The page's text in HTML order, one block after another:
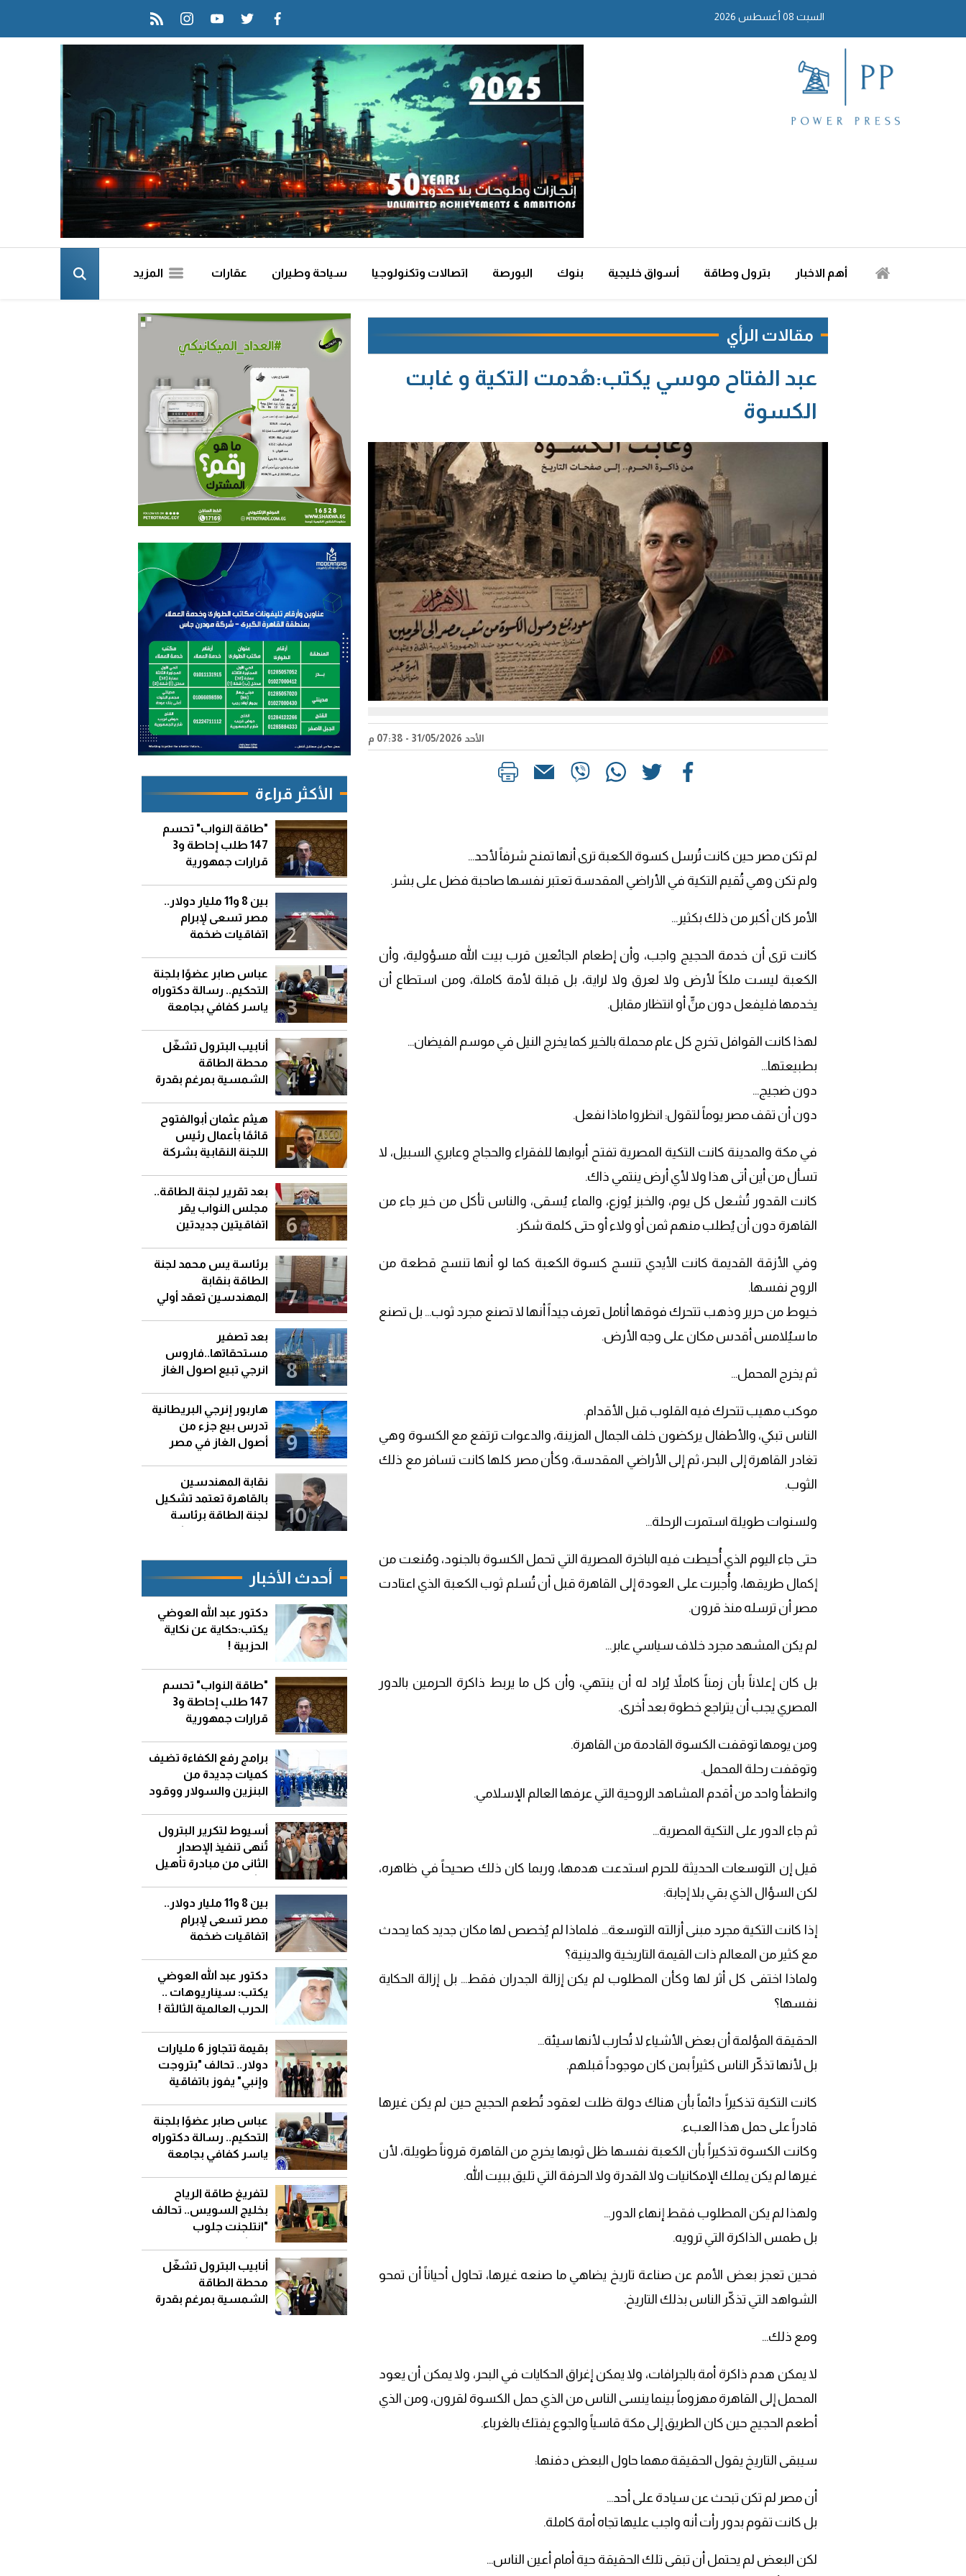
السبت 08 أغسطس 2026 facebook
twitter
youtube
instagram
rss feed
أهم الاخبار بترول وطاقة أسواق خليجية بنوك البورصة اتصالات وتكنولوجيا سياحة وطيران عقارات المزيد
مقالات الرأي
عبد الفتاح موسي يكتب:هُدمت التكية و غابت
الكسوة
الأحد 31/05/2026 - 07:38 م
لم تكن مصر حين كانت تُرسل كسوة الكعبة ترى أنها تمنح شرفاً لأحد…
ولم تكن وهي تُقيم التكية في الأراضي المقدسة تعتبر نفسها صاحبة فضل على بشر.
الأمر كان أكبر من ذلك بكثير…
كانت ترى أن خدمة الحجيج واجب، وأن إطعام الجائعين قرب بيت الله مسؤولية، وأن
الكعبة ليست ملكاً لأرض ولا لعرق ولا لراية، بل قبلة لأمة كاملة، ومن استطاع أن
يخدمها فليفعل دون منٍّ أو انتظار مقابل.
لهذا كانت القوافل تخرج كل عام محملة بالخير كما يخرج النيل في موسم الفيضان…
بطبيعتها…
دون ضجيج…
دون أن تقف مصر يوماً لتقول: انظروا ماذا نفعل.
في مكة والمدينة كانت التكية المصرية تفتح أبوابها للفقراء والحجاج وعابري السبيل، لا
تسأل من أين أتى هذا ولا لأي أرض ينتمي ذاك.
كانت القدور تُشعل كل يوم، والخبز يُوزع، والماء يُسقى، والناس تأكل من خير جاء من
القاهرة دون أن يُطلب منهم ثمن أو ولاء أو حتى كلمة شكر.
وفي الأزقة القديمة كانت الأيدي تنسج كسوة الكعبة كما لو أنها تنسج قطعة من
الروح نفسها.
خيوط من حرير وذهب تتحرك فوقها أنامل تعرف جيداً أنها لا تصنع مجرد ثوب… بل تصنع
ما سيُلامس أقدس مكان على وجه الأرض.
ثم يخرج المحمل…
موكب مهيب تتحرك فيه القلوب قبل الأقدام.
الناس تبكي، والأطفال يركضون خلف الجمال المزينة، والدعوات ترتفع مع الكسوة وهي
تغادر القاهرة إلى البحر، ثم إلى الأراضي المقدسة، وكأن مصر كلها كانت تسافر مع ذلك
الثوب.
ولسنوات طويلة استمرت الرحلة…
حتى جاء اليوم الذي أُحيطت فيه الباخرة المصرية التي تحمل الكسوة بالجنود، ومُنعت من
إكمال طريقها، وأُجبرت على العودة إلى القاهرة قبل أن تُسلم ثوب الكعبة الذي اعتادت
مصر أن ترسله منذ قرون.
لم يكن المشهد مجرد خلاف سياسي عابر…
بل كان إعلاناً بأن زمناً كاملاً يُراد له أن ينتهي، وأن كل ما يربط ذاكرة الحرمين بالدور
المصري يجب أن يتراجع خطوة بعد أخرى.
ومن يومها توقفت الكسوة القادمة من القاهرة.
وتوقفت رحلة المحمل.
وانطفأ واحد من أقدم المشاهد الروحية التي عرفها العالم الإسلامي.
ثم جاء الدور على التكية المصرية…
قيل إن التوسعات الحديثة للحرم استدعت هدمها، وربما كان ذلك صحيحاً في ظاهره،
لكن السؤال الذي بقي بلا إجابة:
إذا كانت التكية مجرد مبنى أزالته التوسعة… فلماذا لم يُخصص لها مكان جديد كما يحدث
مع كثير من المعالم ذات القيمة التاريخية والدينية؟
ولماذا اختفى كل أثر لها وكأن المطلوب لم يكن إزالة الجدران فقط… بل إزالة الحكاية
نفسها؟
الحقيقة المؤلمة أن بعض الأشياء لا تُحارب لأنها سيئة…
بل لأنها تذكّر الناس كثيراً بمن كان موجوداً قبلهم.
كانت التكية تذكيراً دائماً بأن هناك دولة ظلت لعقود تُطعم الحجيج حين لم يكن غيرها
قادراً على حمل هذا العبء.
وكانت الكسوة تذكيراً بأن الكعبة نفسها ظل ثوبها يخرج من القاهرة قروناً طويلة، لأن
غيرها لم يكن يملك الإمكانيات ولا القدرة ولا الحرفة التي تليق ببيت الله.
ولهذا لم يكن المطلوب فقط إنهاء الدور…
بل طمس الذاكرة التي ترويه.
فحين تعجز بعض الأمم عن صناعة تاريخ يضاهي ما صنعه غيرها، تحاول أحياناً أن تمحو
الشواهد التي تذكّر الناس بذلك التاريخ.
ومع ذلك…
لا يمكن هدم ذاكرة أمة بالجرافات، ولا يمكن إغراق الحكايات في البحر، ولا يمكن أن يعود
المحمل إلى القاهرة مهزوماً بينما ينسى الناس من الذي حمل الكسوة لقرون، ومن الذي
أطعم الحجيج حين كان الطريق إلى مكة قاسياً والجوع يفتك بالغرباء.
سيبقى التاريخ يقول الحقيقة مهما حاول البعض دفنها:
أن مصر لم تكن تبحث عن سيادة على أحد…
بل كانت تقوم بدور رأت أنه واجب عليها تجاه أمة كاملة.
لكن البعض لم يحتمل أن تبقى تلك الحقيقة حية أمام أعين الناس…
الأكثر قراءة
1
"طاقة النواب" تحسم
147 طلب إحاطة و3
قرارات جمهورية
2
بين 8 و11 مليار دولار..
مصر تسعى لإبرام
اتفاقيات ضخمة
3
عباس صابر عضوًا بلجنة
التحكيم.. رسالة دكتوراه
ياسر كفافي بجامعة
4
أنابيب البترول تشغّل
محطة الطاقة
الشمسية بمرغم بقدرة
5
هيثم عثمان أبوالفتوح
قائمًا بأعمال رئيس
اللجنة النقابية بشركة
6
بعد تقرير لجنة الطاقة..
مجلس النواب يقر
اتفاقيتين جديدتين
7
برئاسة يس محمد لجنة
الطاقة بنقابة
المهندسين تعقد أولي
8
بعد تصفير
مستحقاتها..فاروس
انرجي تبيع اصول الغاز
9
هاربور إنرجي البريطانية
تدرس بيع جزء من
أصول الغاز في مصر
10
نقابة المهندسين
بالقاهرة تعتمد تشكيل
لجنة الطاقة برئاسة
أحدث الأخبار
دكتور عبد الله العوضي
يكتب:حكاية عن نكاية
الحزبية !
"طاقة النواب" تحسم
147 طلب إحاطة و3
قرارات جمهورية
برامج رفع الكفاءة تضيف
كميات جديدة من
البنزين والسولار ووقود
الاستيراد
أسيوط لتكرير البترول
تُنهى تنفيذ الإصدار
الثانى من مبادرة تأهيل
بالوظائف الرقمية الحرة
بين 8 و11 مليار دولار..
مصر تسعى لإبرام
اتفاقيات ضخمة
دكتور عبد الله العوضي
يكتب: سيناريوهات ..
الحرب العالمية الثالثة !
بقيمة تتجاوز 6 مليارات
دولار.. تحالف "بتروجت
وإنبي" يفوز باتفاقية
عُمان
عباس صابر عضوًا بلجنة
التحكيم.. رسالة دكتوراه
ياسر كفافي بجامعة
لتفريغ طاقة الرياح
بخليج السويس.. تحالف
"انتلجنت جلوب
خط نقل كهربائي
أنابيب البترول تشغّل
محطة الطاقة
الشمسية بمرغم بقدرة